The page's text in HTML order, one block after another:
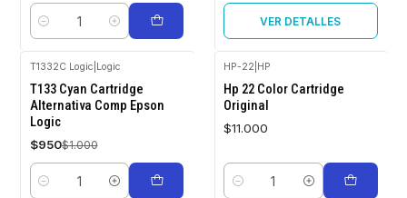
Cantidad
VER DETALLES
-5%
OFF
T1332C Logic Logic
T133 Cyan Cartridge
Alternativa Comp Epson
Logic
$950$1.000
Cantidad
HP-22 HP
Hp 22 Color Cartridge
Original
$11.000
Cantidad